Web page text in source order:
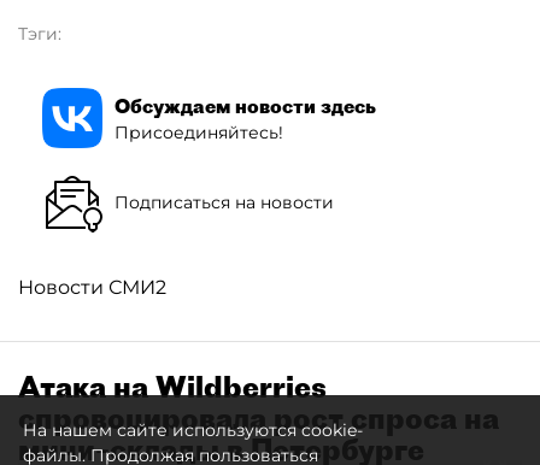
Тэги:
Обсуждаем новости здесь
Присоединяйтесь!
Подписаться на новости
Новости СМИ2
Атака на Wildberries
спровоцировала рост спроса на
мини–склады в Петербурге
На нашем сайте используются cookie-
файлы. Продолжая пользоваться